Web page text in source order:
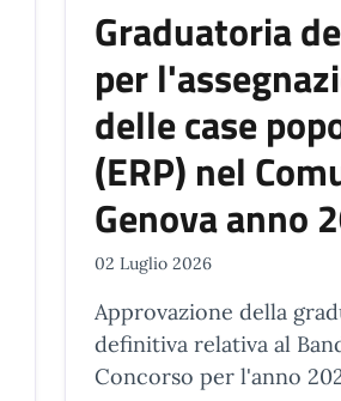
Graduatoria
per
delle case
(ERP) nel
Genova anno
02 Luglio 2026
Approvazione della
definitiva relativa al
Concorso per l'anno